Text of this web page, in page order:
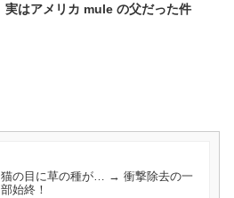
実はアメリカ mule の父だった件
猫の目に草の種が… → 衝撃除去の一
部始終！